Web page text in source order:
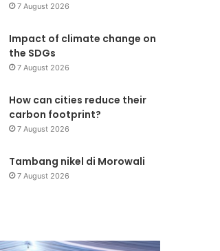
7 August 2026
Impact of climate change on
the SDGs
7 August 2026
How can cities reduce their
carbon footprint?
7 August 2026
Tambang nikel di Morowali
7 August 2026